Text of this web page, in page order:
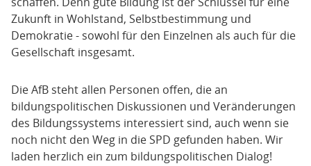
Zukunft in Wohlstand, Selbstbestimmung und
Demokratie - sowohl für den Einzelnen als auch für die
Gesellschaft insgesamt.
Die AfB steht allen Personen offen, die an
bildungspolitischen Diskussionen und Veränderungen
des Bildungssystems interessiert sind, auch wenn sie
noch nicht den Weg in die SPD gefunden haben. Wir
laden herzlich ein zum bildungspolitischen Dialog!